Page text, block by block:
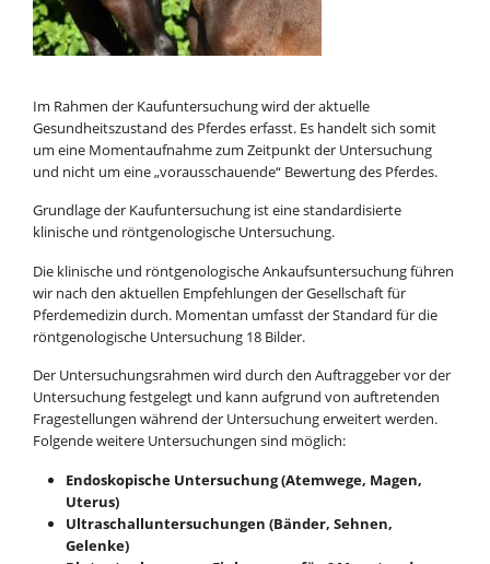
Im Rahmen der Kaufuntersuchung wird der aktuelle
Gesundheitszustand des Pferdes erfasst. Es handelt sich somit
um eine Momentaufnahme zum Zeitpunkt der Untersuchung
und nicht um eine „vorausschauende“ Bewertung des Pferdes.
Grundlage der Kaufuntersuchung ist eine standardisierte
klinische und röntgenologische Untersuchung.
Die klinische und röntgenologische Ankaufsuntersuchung führen
wir nach den aktuellen Empfehlungen der Gesellschaft für
Pferdemedizin durch. Momentan umfasst der Standard für die
röntgenologische Untersuchung 18 Bilder.
Der Untersuchungsrahmen wird durch den Auftraggeber vor der
Untersuchung festgelegt und kann aufgrund von auftretenden
Fragestellungen während der Untersuchung erweitert werden.
Folgende weitere Untersuchungen sind möglich:
Endoskopische Untersuchung (Atemwege, Magen,
Uterus)
Ultraschalluntersuchungen (Bänder, Sehnen,
Gelenke)